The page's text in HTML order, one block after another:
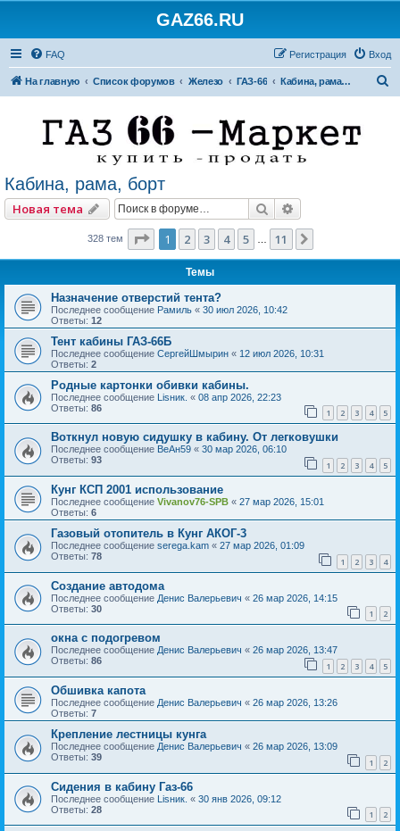
GAZ66.RU
FAQ Вход
Регистрация
На главную Список форумов Железо ГАЗ-66 Кабина, рама, борт
Кабина, рама, борт
Новая тема Поиск
328 тем Страница из 11
1 2 3 4 5 11
Темы
Назначение отверстий тента?
Последнее сообщение Рамиль « 30 июл 2026, 10:42
Ответы: 12
Тент кабины ГАЗ-66Б
Последнее сообщение СергейШмырин « 12 июл 2026, 10:31
Ответы: 2
Родные картонки обивки кабины.
Последнее сообщение Lisник. « 08 апр 2026, 22:23
Ответы: 86 1 2 3 4 5
Воткнул новую сидушку в кабину. От легковушки
Последнее сообщение ВеАн59 « 30 мар 2026, 06:10
Ответы: 93 1 2 3 4 5
Кунг КСП 2001 использование
Последнее сообщение Vivanov76-SPB « 27 мар 2026, 15:01
Ответы: 6
Газовый отопитель в Кунг АКОГ-3
Последнее сообщение serega.kam « 27 мар 2026, 01:09
Ответы: 78 1 2 3 4
Создание автодома
Последнее сообщение Денис Валерьевич « 26 мар 2026, 14:15
Ответы: 30 1 2
окна с подогревом
Последнее сообщение Денис Валерьевич « 26 мар 2026, 13:47
Ответы: 86 1 2 3 4 5
Обшивка капота
Последнее сообщение Денис Валерьевич « 26 мар 2026, 13:26
Ответы: 7
Крепление лестницы кунга
Последнее сообщение Денис Валерьевич « 26 мар 2026, 13:09
Ответы: 39 1 2
Сидения в кабину Газ-66
Последнее сообщение Lisник. « 30 янв 2026, 09:12
Ответы: 28 1 2